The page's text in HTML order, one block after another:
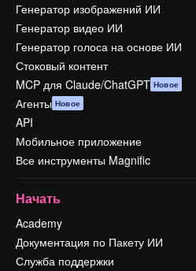
Генератор изображений ИИ
Генератор видео ИИ
Генератор голоса на основе ИИ
Стоковый контент
MCP для Claude/ChatGPT Новое
Агенты Новое
API
Мобильное приложение
Все инструменты Magnific
Начать
Academy
Документация по Пакету ИИ
Служба поддержки